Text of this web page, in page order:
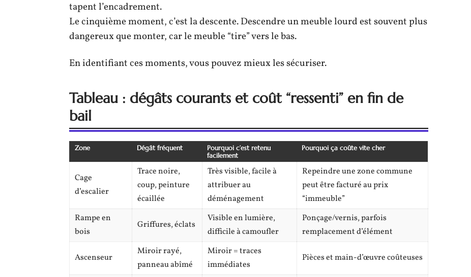
tapent l’encadrement.
Le cinquième moment, c’est la descente. Descendre un meuble lourd est souvent plus
dangereux que monter, car le meuble “tire” vers le bas.
En identifiant ces moments, vous pouvez mieux les sécuriser.
Tableau : dégâts courants et coût “ressenti” en fin de
bail
Zone Dégât fréquent
Pourquoi c’est retenu
facilement
Pourquoi ça coûte vite cher
Cage
d’escalier
Trace noire,
coup, peinture
écaillée
Très visible, facile à
attribuer au
déménagement
Repeindre une zone commune
peut être facturé au prix
“immeuble”
Rampe en
bois
Griffures, éclats
Visible en lumière,
difficile à camoufler
Ponçage/vernis, parfois
remplacement d’élément
Ascenseur
Miroir rayé,
panneau abîmé
Miroir = traces
immédiates
Pièces et main-d’œuvre coûteuses